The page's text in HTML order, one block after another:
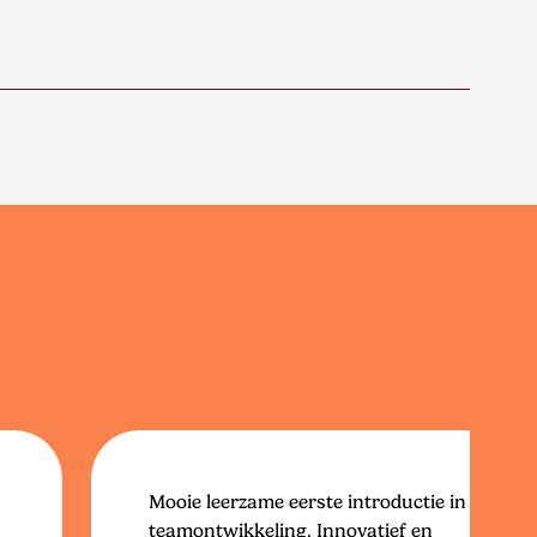
Mooie leerzame eerste introductie in
teamontwikkeling. Innovatief en